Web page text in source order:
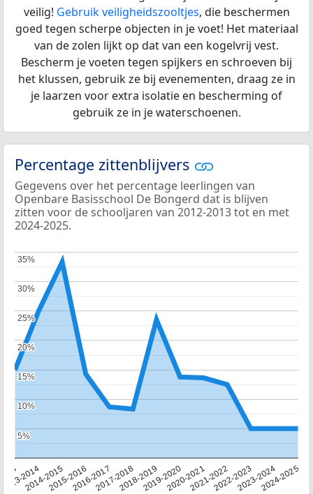
veilig! Gebruik veiligheidszooltjes, die beschermen
goed tegen scherpe objecten in je voet! Het materiaal
van de zolen lijkt op dat van een kogelvrij vest.
Bescherm je voeten tegen spijkers en schroeven bij
het klussen, gebruik ze bij evenementen, draag ze in
je laarzen voor extra isolatie en bescherming of
gebruik ze in je waterschoenen.
Percentage zittenblijvers
Gegevens over het percentage leerlingen van
Openbare Basisschool De Bongerd dat is blijven
zitten voor de schooljaren van 2012-2013 tot en met
2024-2025.
2013-20142014-20152015-20162016-20172017-20182018-20192019-20202020-20212021-20222022-20232023-20242024-2025
5%
5%
10%
10%
15%
15%
20%
20%
25%
25%
30%
30%
35%
35%